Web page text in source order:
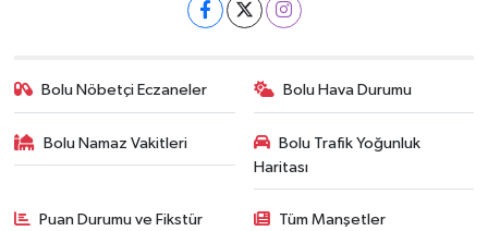
Bolu Nöbetçi Eczaneler Bolu Hava Durumu
Bolu Namaz Vakitleri
Bolu Trafik Yoğunluk
Haritası
Puan Durumu ve Fikstür Tüm Manşetler